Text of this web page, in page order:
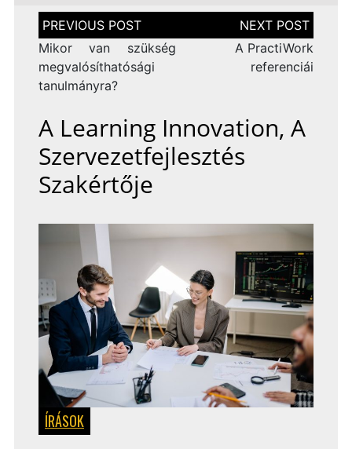
Bejegyzés
navigáció
Mikor van szükség
megvalósíthatósági
tanulmányra?
A PractiWork
referenciái
A Learning Innovation, A
Szervezetfejlesztés
Szakértője
ÍRÁSOK